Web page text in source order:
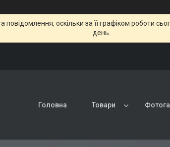
оскільки за її графіком роботи
день.
Головна Товари